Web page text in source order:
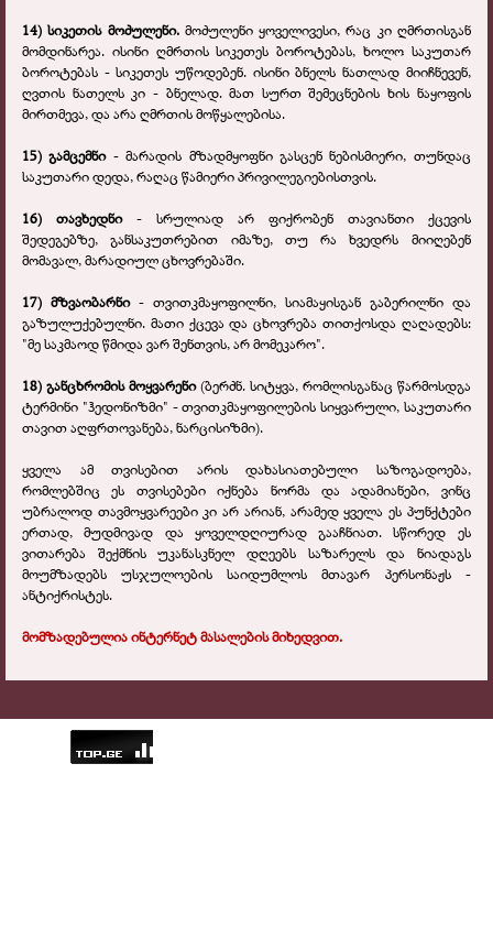
14) სიკეთის მოძულენი.მოძულენი ყოველივესი, რაც კი ღმრთისგან
მომდინარეა. ისინი ღმრთის სიკეთეს ბოროტებას, ხოლო საკუთარ
ბოროტებას - სიკეთეს უწოდებენ. ისინი ბნელს ნათლად მიიჩნევენ,
ღვთის ნათელს კი - ბნელად. მათ სურთ შემეცნების ხის ნაყოფის
მირთმევა, და არა ღმრთის მოწყალებისა.
15) გამცემნი- მარადის მზადმყოფნი გასცენ ნებისმიერი, თუნდაც
საკუთარი დედა, რაღაც წამიერი პრივილეგიებისთვის.
16) თავხედნი
- სრულიად არ ფიქრობენ თავიანთი ქცევის
შედეგებზე, განსაკუთრებით იმაზე, თუ რა ხვედრს მიიღებენ
მომავალ, მარადიულ ცხოვრებაში.
17) მზვაობარნი - თვითკმაყოფილნი, სიამაყისგან გაბერილნი და
გაზულუქებულნი. მათი ქცევა და ცხოვრება თითქოსდა ღაღადებს:
"მე საკმაოდ წმიდა ვარ შენთვის, არ მომეკარო".
18) განცხრომის მოყვარენი (ბერძნ. სიტყვა, რომლისგანაც წარმოსდგა
ტერმინი "ჰედონიზმი" - თვითკმაყოფილების სიყვარული, საკუთარი
თავით აღფრთოვანება, ნარცისიზმი).
ყველა ამ თვისებით არის დახასიათებული საზოგადოება,
რომლებშიც ეს თვისებები იქნება ნორმა და ადამიანები, ვინც
უბრალოდ თავმოყვარეები კი არ არიან, არამედ ყველა ეს პუნქტები
ერთად, მუდმივად და ყოველდღიურად გააჩნიათ. სწორედ ეს
ვითარება შექმნის უკანასკნელ დღეებს საზარელს და ნიადაგს
მოუმზადებს უსჯულოების საიდუმლოს მთავარ პერსონაჟს -
ანტიქრისტეს.
მომზადებულია ინტერნეტ მასალების მიხედვით.